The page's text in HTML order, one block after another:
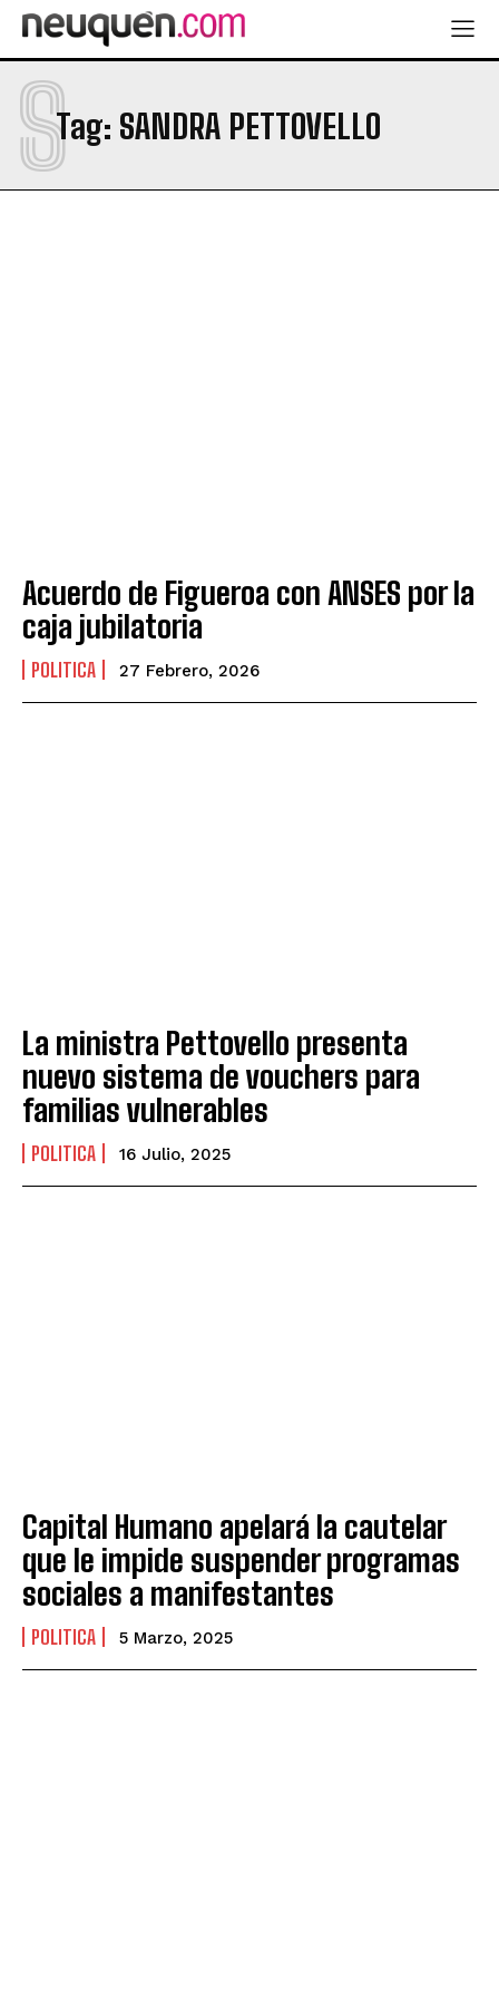
Tag: SANDRA PETTOVELLO
S
Acuerdo de Figueroa con ANSES por la
caja jubilatoria
POLITICA 27 Febrero, 2026
La ministra Pettovello presenta
nuevo sistema de vouchers para
familias vulnerables
POLITICA 16 Julio, 2025
Capital Humano apelará la cautelar
que le impide suspender programas
sociales a manifestantes
POLITICA 5 Marzo, 2025